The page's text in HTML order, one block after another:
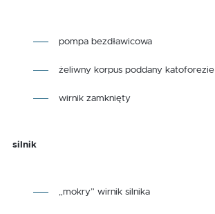
pompa bezdławicowa
żeliwny korpus poddany katoforezie
wirnik zamknięty
silnik
„mokry” wirnik silnika